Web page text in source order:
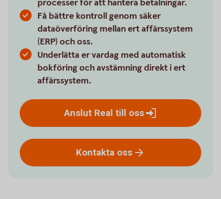
processer för att hantera betalningar.
Få bättre kontroll genom säker
dataöverföring mellan ert affärssystem
(ERP) och oss.
Underlätta er vardag med automatisk
bokföring och avstämning direkt i ert
affärssystem.
Anslut Real till oss
Kontakta oss